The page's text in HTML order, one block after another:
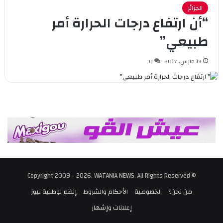
الجزائر
“أن ارتفاع درجات الحرارة أمر
طبيعي”
13 مارس، 2017 0
© Copyright 2009 - 2026, WATANIA NEWS, All Rights Reserved
من نحن؟
الخصوصية الأحكام والشروط إنضم لوطنية نيوز
إعلانات وإشهار